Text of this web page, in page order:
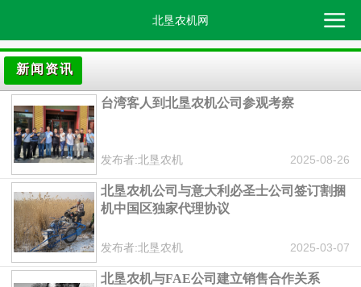
北垦农机网
新闻资讯
台湾客人到北垦农机公司参观考察
发布者:北垦农机 2025-08-26
北垦农机公司与意大利必圣士公司签订割捆
机中国区独家代理协议
发布者:北垦农机 2025-03-07
北垦农机与FAE公司建立销售合作关系